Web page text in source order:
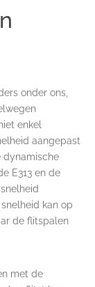
onder ons,
enkel
aangepast
dynamische
E313 en de
kan op
de flitspalen
met de